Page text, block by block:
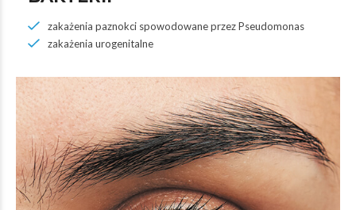
zakażenia paznokci spowodowane przez Pseudomonas
zakażenia urogenitalne